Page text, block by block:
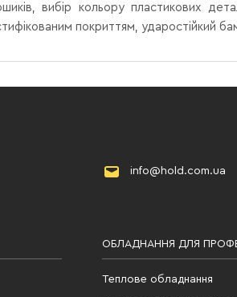
вибір кольору пластикових
покриттям, ударостійкий
info@hold.com.ua
ОБЛАДНАННЯ ДЛЯ
Теплове обладнання